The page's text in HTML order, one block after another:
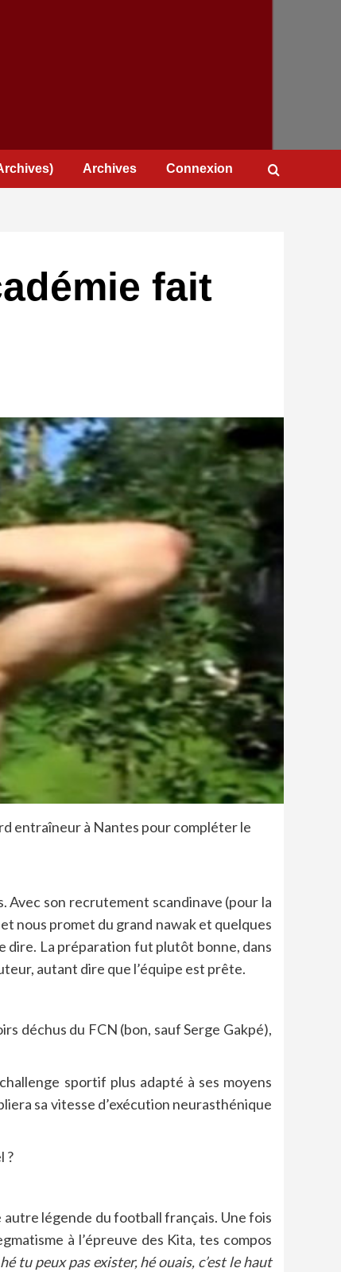
Archives Connexion
fait
entraîneur à Nantes pour compléter le
Avec son recrutement scandinave (pour la
nous promet du grand nawak et quelques
dire. La préparation fut plutôt bonne, dans
autant dire que l’équipe est prête.
déchus du FCN (bon, sauf Serge Gakpé),
sportif plus adapté à ses moyens
sa vitesse d’exécution neurasthénique
?
légende du football français. Une fois
à l’épreuve des Kita, tes compos
tu peux pas exister, hé ouais, c’est le haut